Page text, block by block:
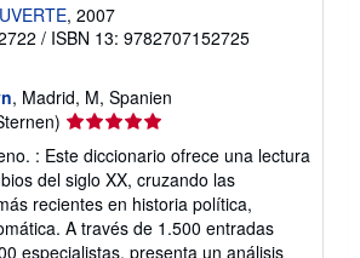
, 2007
/ ISBN 13: 9782707152725
, Madrid, M, Spanien
Verkäuferbewertung
von
5
Sternen
: Este diccionario ofrece una lectura
del siglo XX, cruzando las
recientes en historia política,
A través de 1.500 entradas
especialistas, presenta un análisis